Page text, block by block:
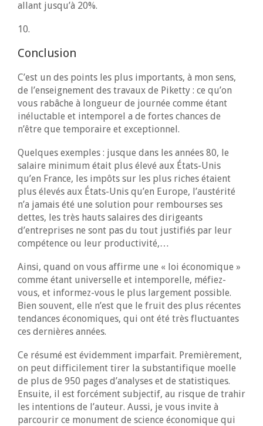
allant jusqu’à 20%.
10.
Conclusion
C’est un des points les plus importants, à mon sens,
de l’enseignement des travaux de Piketty : ce qu’on
vous rabâche à longueur de journée comme étant
inéluctable et intemporel a de fortes chances de
n’être que temporaire et exceptionnel.
Quelques exemples : jusque dans les années 80, le
salaire minimum était plus élevé aux États-Unis
qu’en France, les impôts sur les plus riches étaient
plus élevés aux États-Unis qu’en Europe, l’austérité
n’a jamais été une solution pour rembourses ses
dettes, les très hauts salaires des dirigeants
d’entreprises ne sont pas du tout justifiés par leur
compétence ou leur productivité,…
Ainsi, quand on vous affirme une « loi économique »
comme étant universelle et intemporelle, méfiez-
vous, et informez-vous le plus largement possible.
Bien souvent, elle n’est que le fruit des plus récentes
tendances économiques, qui ont été très fluctuantes
ces dernières années.
Ce résumé est évidemment imparfait. Premièrement,
on peut difficilement tirer la substantifique moelle
de plus de 950 pages d’analyses et de statistiques.
Ensuite, il est forcément subjectif, au risque de trahir
les intentions de l’auteur. Aussi, je vous invite à
parcourir ce monument de science économique qui